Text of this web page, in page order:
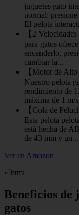
juguetes gato
normal:
El pelota
【2
para gatos
encenderlo,
cambiar la...
【Motor de
Nuestro pelota
rendimiento de
máxima de 1 m/
【Cola de
Esta pelota
está hecha de
de 43 mm y un...
Ver en Amazon
«`html
Beneficios de
gatos